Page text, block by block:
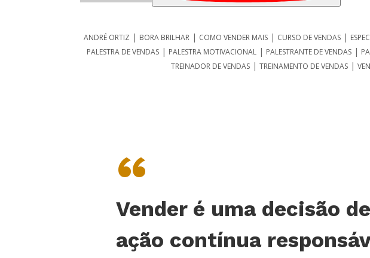
ANDRÉ ORTIZ | BORA BRILHAR| COMO VENDER MAIS| CURSO DE VENDAS|
PALESTRA DE VENDAS | PALESTRA MOTIVACIONAL | PALESTRANTE DE VENDAS |
TREINADOR DE VENDAS| TREINAMENTO DE VENDAS|
“
Vender é uma decisão de
ação contínua